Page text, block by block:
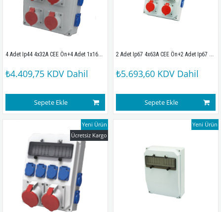
4 Adet Ip44 4x32A CEE Ön+4 Adet 1x16A Yan Priz Montajlı Sigortalı Kombinasyon Kutusu(260x350mm)
₺4.409,75 KDV Dahil
Sepete Ekle
2 Adet Ip67 4x63A CEE Ön+2 Adet Ip67 4x32A CEE Ön+2 Adet 1x16A Yan Priz Montajlı Sigortalı Kombinasyon Kutusu(260x350mm)
₺5.693,60 KDV Dahil
Sepete Ekle
Ücretsiz Kargo
Yeni Ürün Yeni Ürün